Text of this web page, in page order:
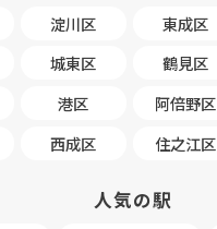
淀川区 東成区
城東区 鶴見区
港区 阿倍野区
西成区 住之江区
人気の駅